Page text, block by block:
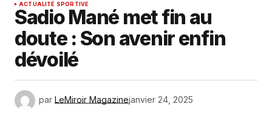
ACTUALITÉ SPORTIVE
Sadio Mané met fin au
doute : Son avenir enfin
dévoilé
par LeMiroir Magazinejanvier 24, 2025